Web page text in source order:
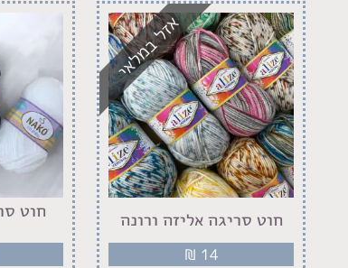
אזל במלאי
חוט סריגה אליזה ורונה
₪ 14
חוט